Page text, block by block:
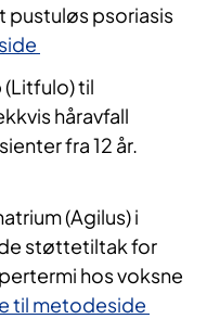
pustuløs psoriasis
til
håravfall
fra 12 år.
(Agilus) i
støttetiltak for
hos voksne
til metodeside